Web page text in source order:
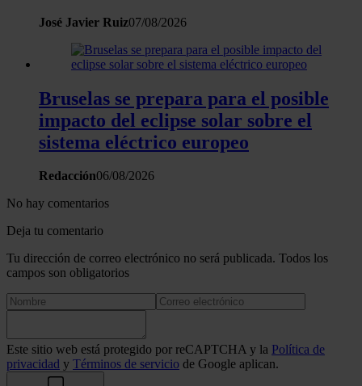
José Javier Ruiz07/08/2026
Bruselas se prepara para el posible
impacto del eclipse solar sobre el
sistema eléctrico europeo
Redacción06/08/2026
No hay comentarios
Deja tu comentario
Tu dirección de correo electrónico no será publicada. Todos los
campos son obligatorios
Este sitio web está protegido por reCAPTCHA y la Política de
privacidad y Términos de servicio de Google aplican.